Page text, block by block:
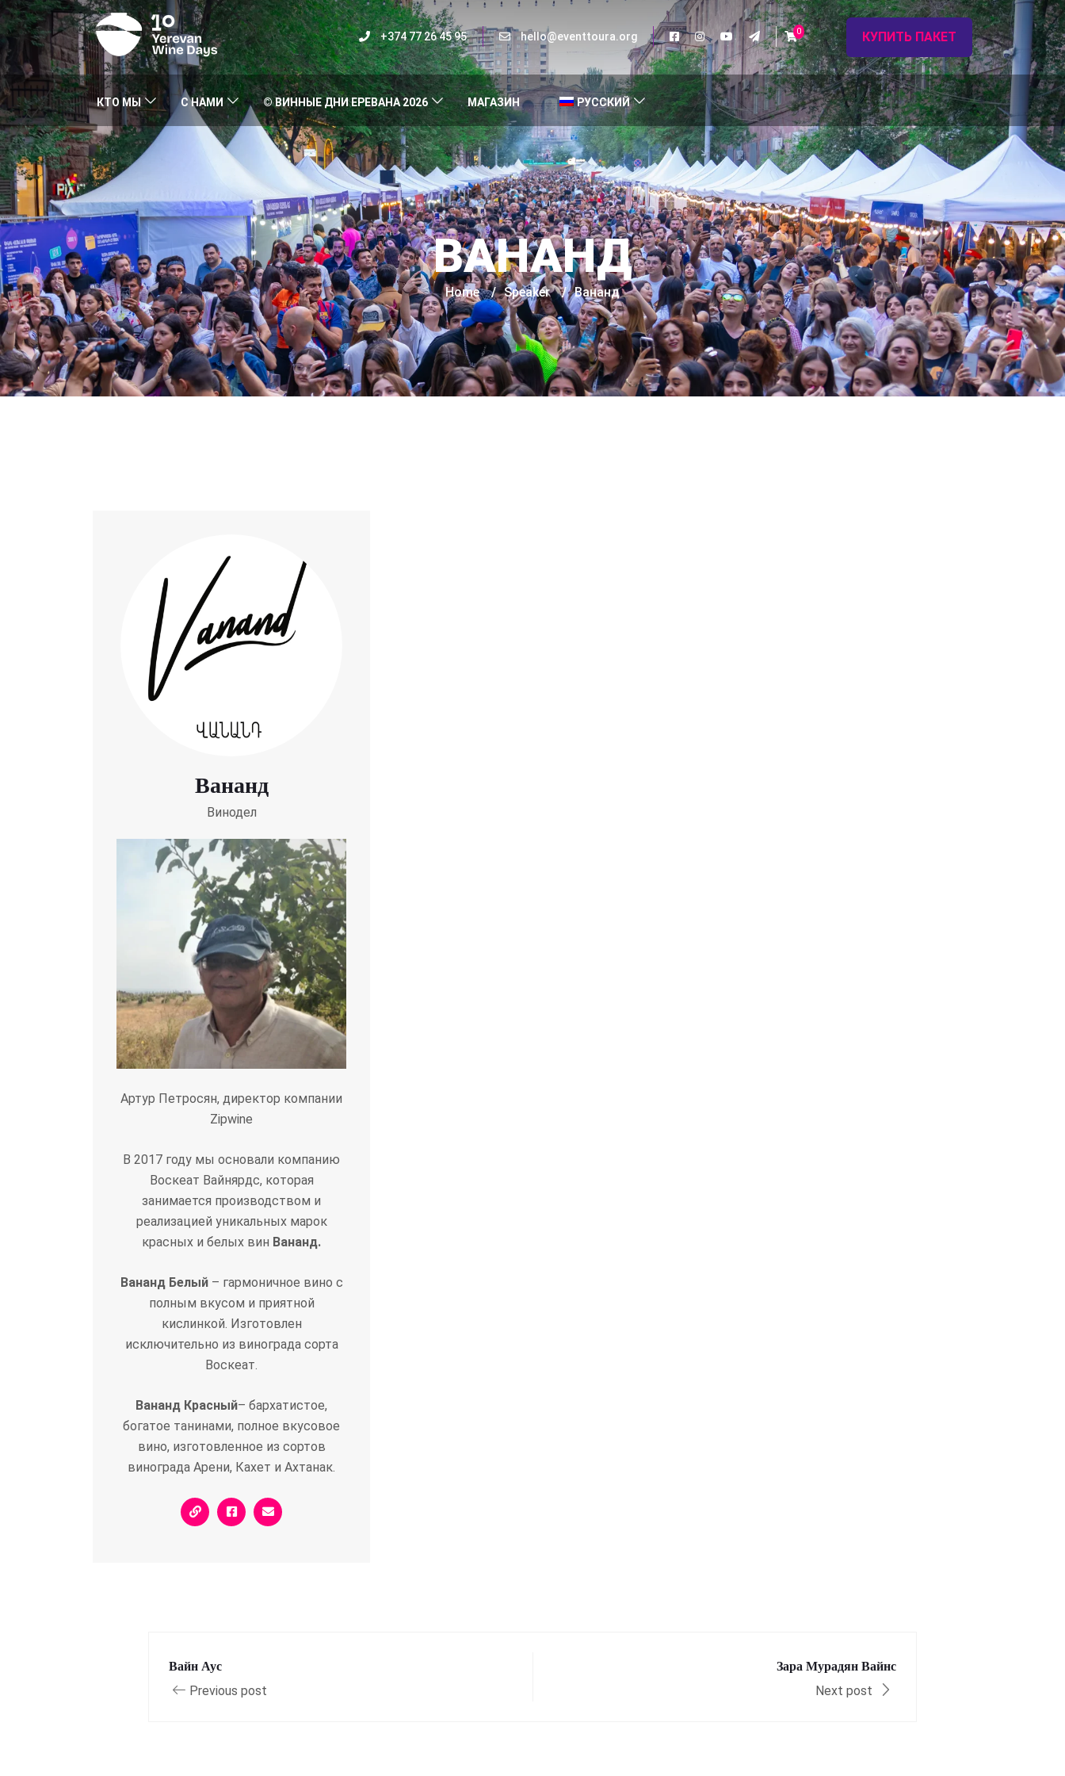
+374 77 26 45 95 hello@eventtoura.org 0 КУПИТЬ ПАКЕТ
КТО МЫ С НАМИ © ВИННЫЕ ДНИ ЕРЕВАНА 2026 МАГАЗИН РУССКИЙ
ВАНАНД
Home / Speaker / Вананд
Вананд
Винодел
Артур Петросян, директор компании
Zipwine
В 2017 году мы основали компанию
Воскеат Вайнярдс, которая
занимается производством и
реализацией уникальных марок
красных и белых вин Вананд.
Вананд Белый – гармоничное вино с
полным вкусом и приятной
кислинкой. Изготовлен
исключительно из винограда сорта
Воскеат.
Вананд Красный– бархатистое,
богатое танинами, полное вкусовое
вино, изготовленное из сортов
винограда Арени, Кахет и Ахтанак.
Вайн Аус
Previous post
Зара Мурадян Вайнс
Next post